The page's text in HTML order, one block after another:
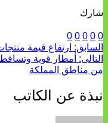
شارك
0
0
0
0
0
السابق: ارتفاع قيمة
التالى: أمطار قوية
من مناطق المملكة
نبذة عن الكاتب